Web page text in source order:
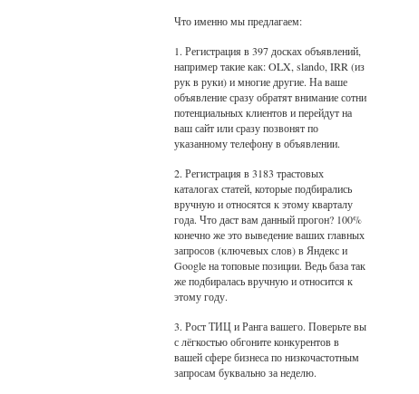
Что именно мы предлагаем:
1. Регистрация в 397 досках объявлений,
например такие как: OLX, slando, IRR (из
рук в руки) и многие другие. На ваше
объявление сразу обратят внимание сотни
потенциальных клиентов и перейдут на
ваш сайт или сразу позвонят по
указанному телефону в объявлении.
2. Регистрация в 3183 трастовых
каталогах статей, которые подбирались
вручную и относятся к этому кварталу
года. Что даст вам данный прогон? 100%
конечно же это выведение ваших главных
запросов (ключевых слов) в Яндекс и
Google на топовые позиции. Ведь база так
же подбиралась вручную и относится к
этому году.
3. Рост ТИЦ и Ранга вашего. Поверьте вы
с лёгкостью обгоните конкурентов в
вашей сфере бизнеса по низкочастотным
запросам буквально за неделю.